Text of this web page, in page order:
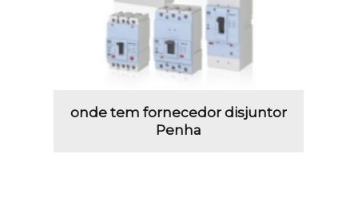
onde tem fornecedor disjuntor
Penha